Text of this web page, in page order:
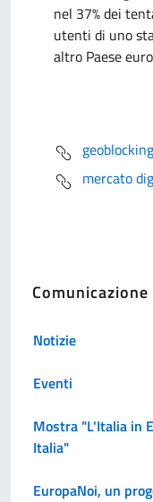
nel 37% dei
utenti di uno
altro Paese
geoblocking
mercato
Comunicazione
Notizie
Eventi
Mostra "L'Italia in
Italia"
EuropaNoi, un